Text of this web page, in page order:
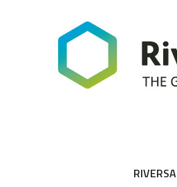
RIVERSA